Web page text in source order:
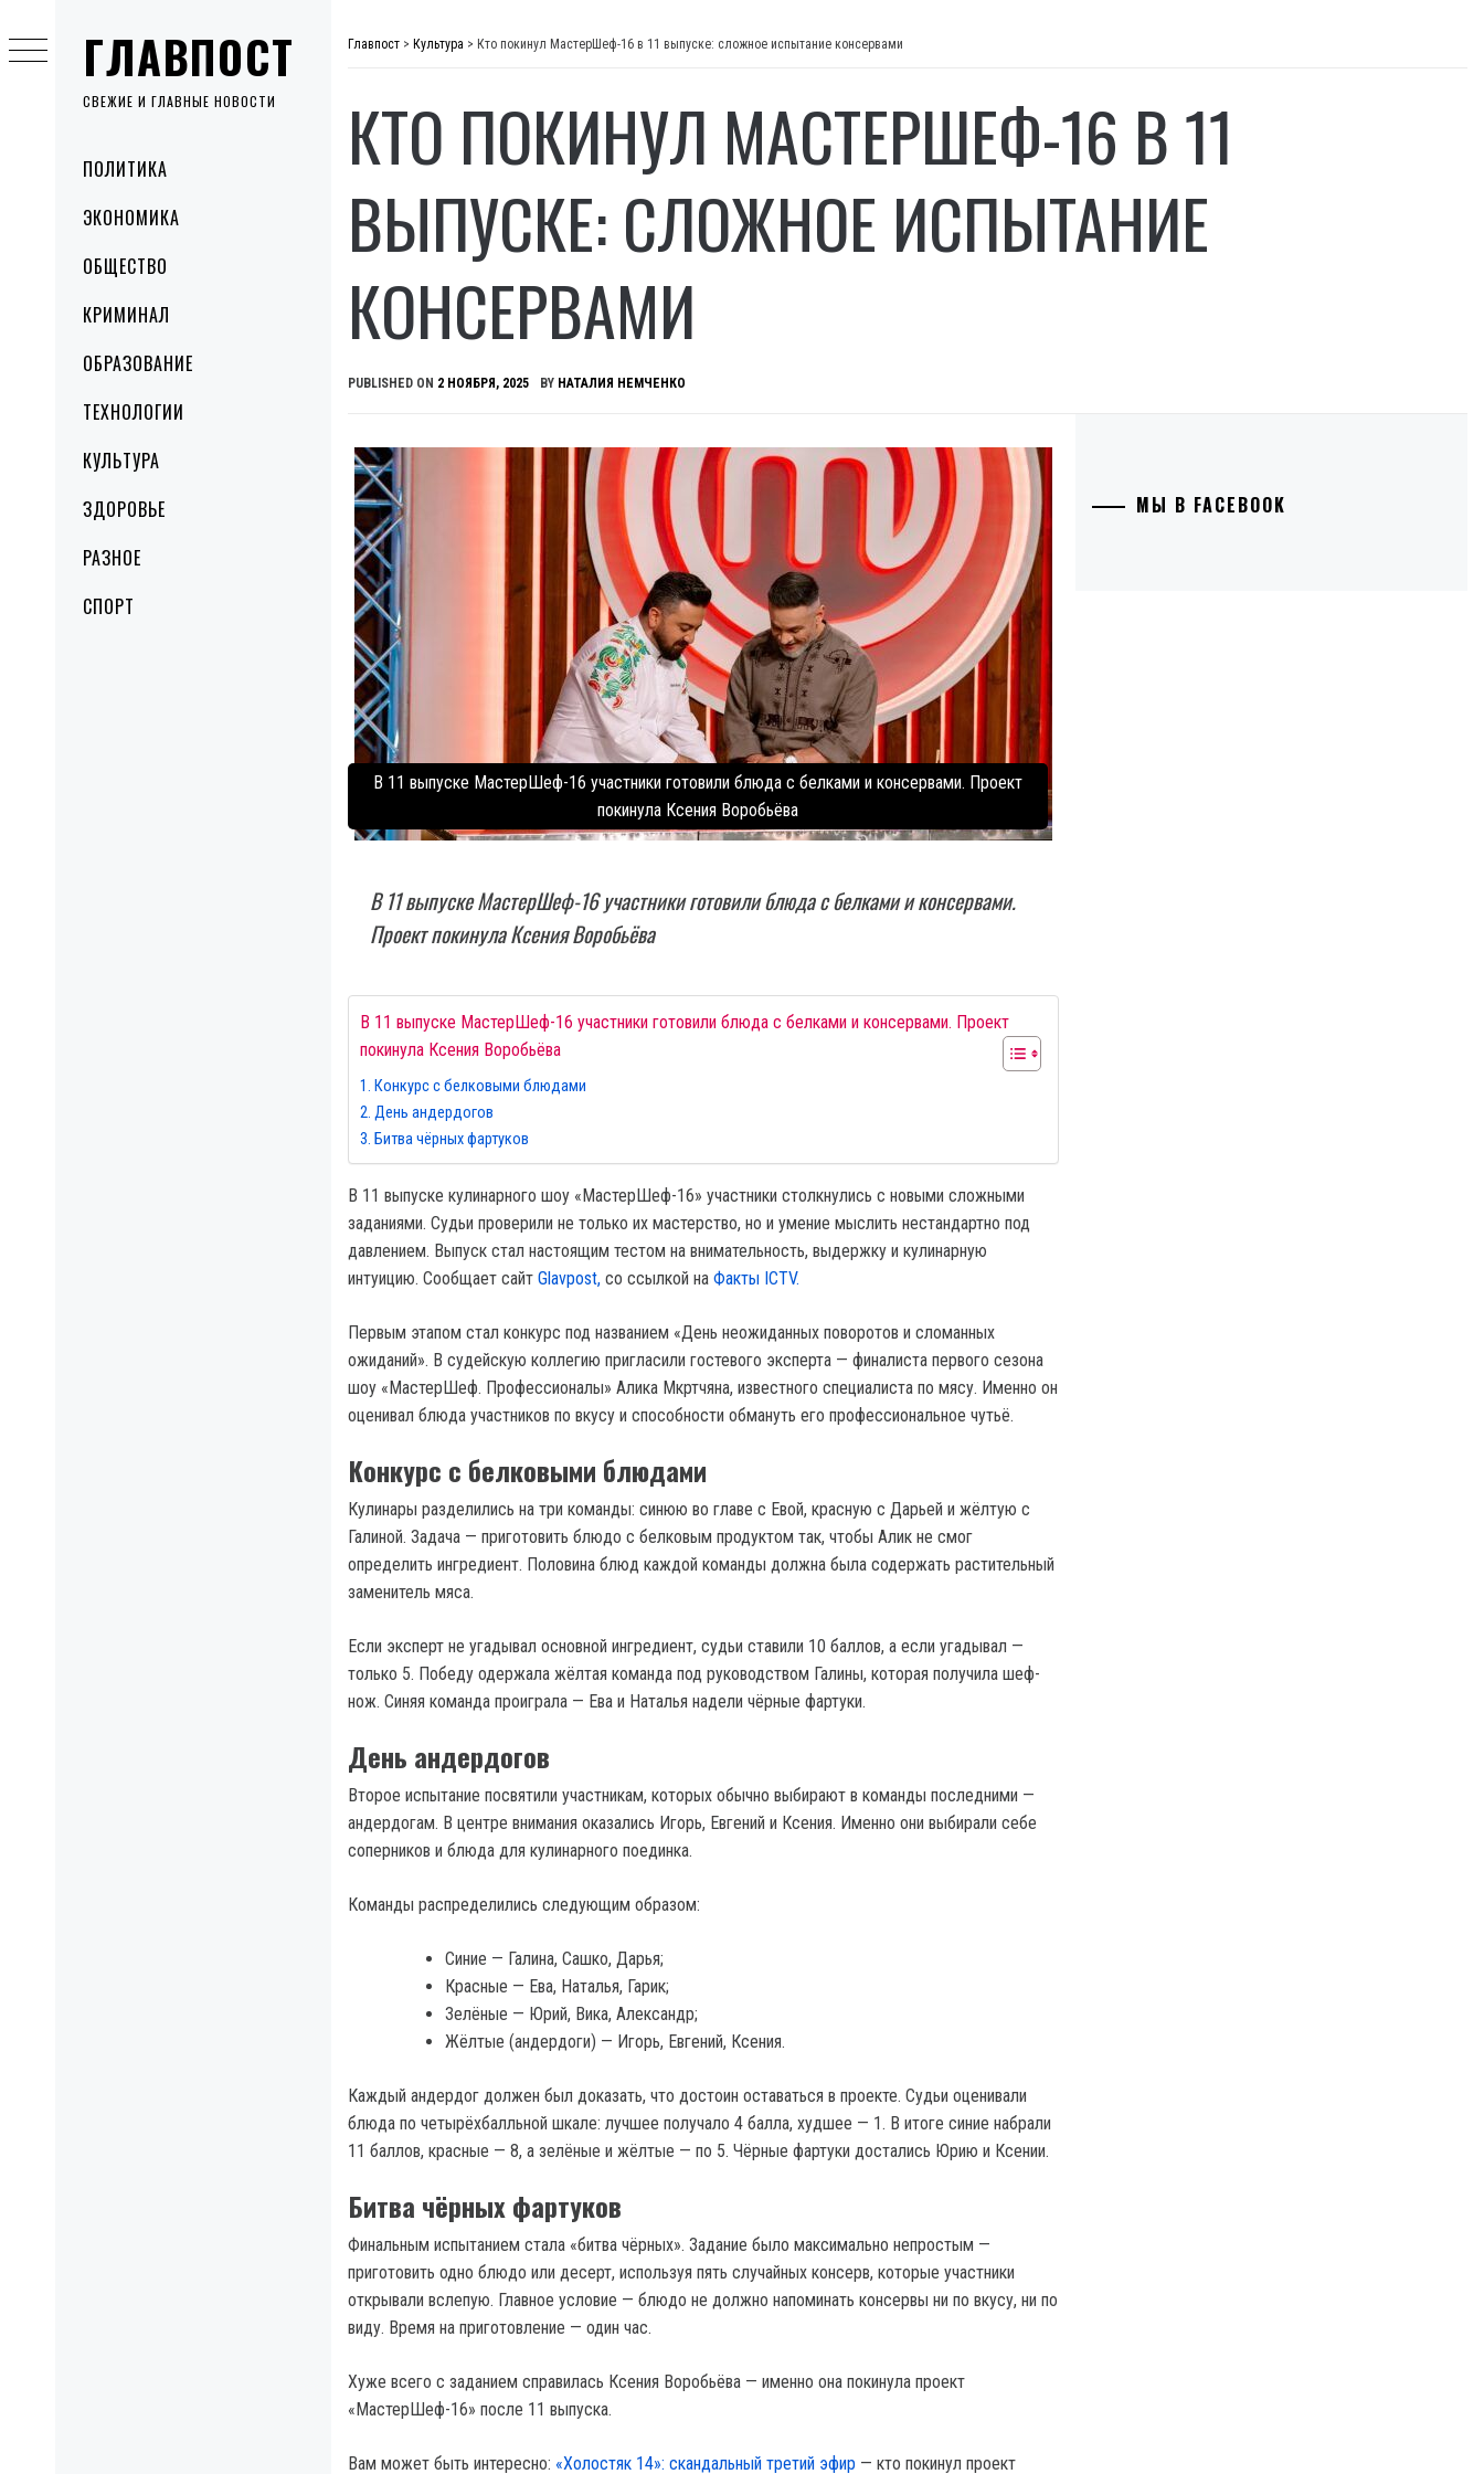
ГЛАВПОСТ
СВЕЖИЕ И ГЛАВНЫЕ НОВОСТИ
MenuПОЛИТИКА
ЭКОНОМИКА
ОБЩЕСТВО
КРИМИНАЛ
ОБРАЗОВАНИЕ
ТЕХНОЛОГИИ
КУЛЬТУРА
ЗДОРОВЬЕ
РАЗНОЕ
СПОРТ
to
content
Главпост > Культура > Кто покинул МастерШеф-16 в 11 выпуске: сложное испытание консервами
КТО ПОКИНУЛ МАСТЕРШЕФ-16 В 11
ВЫПУСКЕ: СЛОЖНОЕ ИСПЫТАНИЕ
КОНСЕРВАМИ
PUBLISHED ON 2 НОЯБРЯ, 2025 BY НАТАЛИЯ НЕМЧЕНКО
В 11 выпуске МастерШеф-16 участники готовили блюда с белками и консервами. Проект
покинула Ксения Воробьёва
В 11 выпуске МастерШеф-16 участники готовили блюда с белками и консервами.
Проект покинула Ксения Воробьёва
В 11 выпуске МастерШеф-16 участники готовили блюда с белками и консервами. Проект
покинула Ксения Воробьёва
Конкурс с белковыми блюдами
День андердогов
Битва чёрных фартуков
В 11 выпуске кулинарного шоу «МастерШеф-16» участники столкнулись с новыми сложными
заданиями. Судьи проверили не только их мастерство, но и умение мыслить нестандартно под
давлением. Выпуск стал настоящим тестом на внимательность, выдержку и кулинарную
интуицию. Сообщает сайт Glavpost, со ссылкой на Факты ICTV.
Первым этапом стал конкурс под названием «День неожиданных поворотов и сломанных
ожиданий». В судейскую коллегию пригласили гостевого эксперта — финалиста первого сезона
шоу «МастерШеф. Профессионалы» Алика Мкртчяна, известного специалиста по мясу. Именно он
оценивал блюда участников по вкусу и способности обмануть его профессиональное чутьё.
Конкурс с белковыми блюдами
Кулинары разделились на три команды: синюю во главе с Евой, красную с Дарьей и жёлтую с
Галиной. Задача — приготовить блюдо с белковым продуктом так, чтобы Алик не смог
определить ингредиент. Половина блюд каждой команды должна была содержать растительный
заменитель мяса.
Если эксперт не угадывал основной ингредиент, судьи ставили 10 баллов, а если угадывал —
только 5. Победу одержала жёлтая команда под руководством Галины, которая получила шеф-
нож. Синяя команда проиграла — Ева и Наталья надели чёрные фартуки.
День андердогов
Второе испытание посвятили участникам, которых обычно выбирают в команды последними —
андердогам. В центре внимания оказались Игорь, Евгений и Ксения. Именно они выбирали себе
соперников и блюда для кулинарного поединка.
Команды распределились следующим образом:
Синие — Галина, Сашко, Дарья;
Красные — Ева, Наталья, Гарик;
Зелёные — Юрий, Вика, Александр;
Жёлтые (андердоги) — Игорь, Евгений, Ксения.
Каждый андердог должен был доказать, что достоин оставаться в проекте. Судьи оценивали
блюда по четырёхбалльной шкале: лучшее получало 4 балла, худшее — 1. В итоге синие набрали
11 баллов, красные — 8, а зелёные и жёлтые — по 5. Чёрные фартуки достались Юрию и Ксении.
Битва чёрных фартуков
Финальным испытанием стала «битва чёрных». Задание было максимально непростым —
приготовить одно блюдо или десерт, используя пять случайных консерв, которые участники
открывали вслепую. Главное условие — блюдо не должно напоминать консервы ни по вкусу, ни по
виду. Время на приготовление — один час.
Хуже всего с заданием справилась Ксения Воробьёва — именно она покинула проект
«МастерШеф-16» после 11 выпуска.
Вам может быть интересно: «Холостяк 14»: скандальный третий эфир — кто покинул проект
МЫ В FACEBOOK